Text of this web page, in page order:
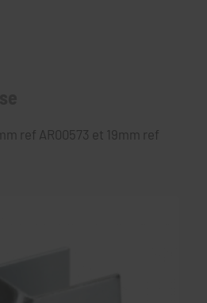
ref AR00573 et 19mm ref